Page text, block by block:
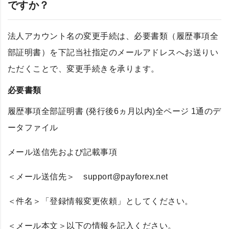
ですか？
法人アカウント名の変更手続は、必要書類（履歴事項全
部証明書）を下記当社指定のメールアドレスへお送りい
ただくことで、変更手続きを承ります。
必要書類
履歴事項全部証明書 (発行後6ヵ月以内)全ページ 1通のデ
ータファイル
メール送信先および記載事項
＜メール送信先＞ support@payforex.net
＜件名＞「登録情報変更依頼」としてください。
＜メール本文＞以下の情報を記入ください。